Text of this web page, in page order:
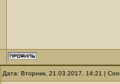
Дата: Вторник, 21.03.2017, 14:21 |